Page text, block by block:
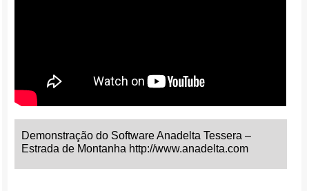
Demonstração do Software Anadelta Tessera –
Estrada de Montanha http://www.anadelta.com